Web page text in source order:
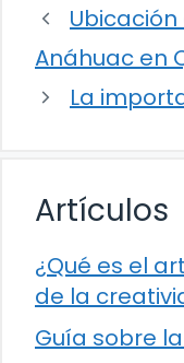
Anáhuac en
La
Artículos
¿Qué es el
de la
Guía sobre